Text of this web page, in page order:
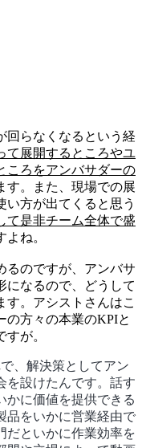
回らなくなるという経
て展開するところやユ
ころをアンバサダーの
す。また、現場での展
い方が出てくると思う
て是非チーム全体で盛
よね。
るのですが、アンバサ
になるので、どうして
す。アシストさんはこ
の方々の本業のKPIと
が。
、解決策としてアン
を設けたんです。話す
かに価値を提供できる
品をいかに営業経由で
だといかに作業効率を